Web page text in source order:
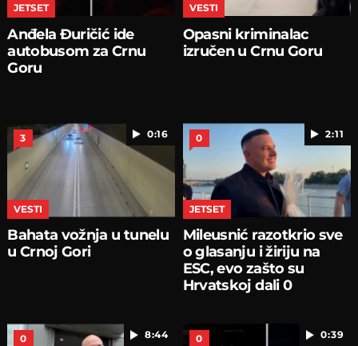
JETSET
Anđela Đuričić ide
autobusom za Crnu
Goru
VESTI
Opasni kriminalac
izručen u Crnu Goru
0:16
3
VESTI
Bahata vožnja u tunelu
u Crnoj Gori
2:11
0
JETSET
Mileusnić razotkrio sve
o glasanju i žiriju na
ESC, evo zašto su
Hrvatskoj dali 0
8:44
0 0:39
0